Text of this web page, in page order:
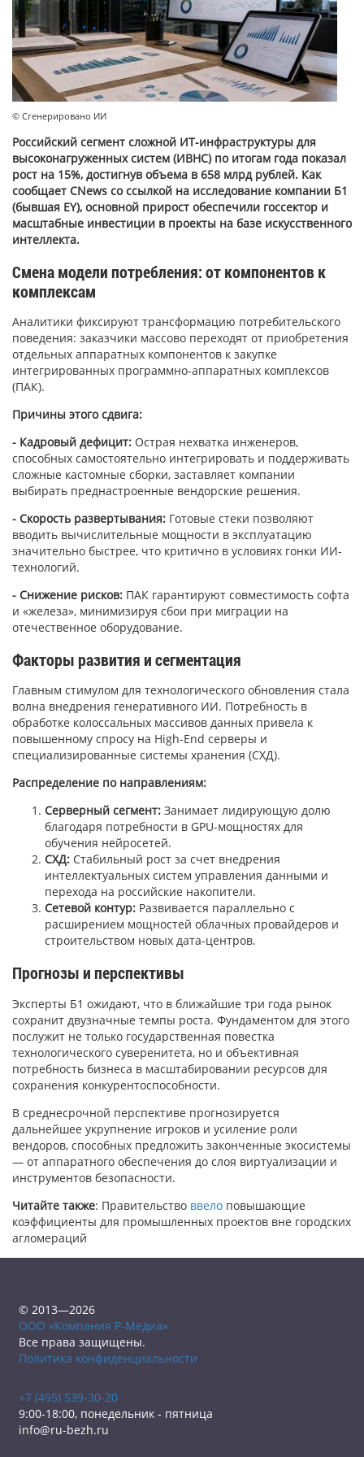
© Сгенерировано ИИ
Российский сегмент сложной ИТ-инфраструктуры для
высоконагруженных систем (ИВНС) по итогам года показал
рост на 15%, достигнув объема в 658 млрд рублей. Как
сообщает CNews со ссылкой на исследование компании Б1
(бывшая EY), основной прирост обеспечили госсектор и
масштабные инвестиции в проекты на базе искусственного
интеллекта.
Смена модели потребления: от компонентов к
комплексам
Аналитики фиксируют трансформацию потребительского
поведения: заказчики массово переходят от приобретения
отдельных аппаратных компонентов к закупке
интегрированных программно-аппаратных комплексов
(ПАК).
Причины этого сдвига:
- Кадровый дефицит: Острая нехватка инженеров,
способных самостоятельно интегрировать и поддерживать
сложные кастомные сборки, заставляет компании
выбирать преднастроенные вендорские решения.
- Скорость развертывания: Готовые стеки позволяют
вводить вычислительные мощности в эксплуатацию
значительно быстрее, что критично в условиях гонки ИИ-
технологий.
- Снижение рисков: ПАК гарантируют совместимость софта
и «железа», минимизируя сбои при миграции на
отечественное оборудование.
Факторы развития и сегментация
Главным стимулом для технологического обновления стала
волна внедрения генеративного ИИ. Потребность в
обработке колоссальных массивов данных привела к
повышенному спросу на High-End серверы и
специализированные системы хранения (СХД).
Распределение по направлениям:
Серверный сегмент: Занимает лидирующую долю
благодаря потребности в GPU-мощностях для
обучения нейросетей.
СХД: Стабильный рост за счет внедрения
интеллектуальных систем управления данными и
перехода на российские накопители.
Сетевой контур: Развивается параллельно с
расширением мощностей облачных провайдеров и
строительством новых дата-центров.
Прогнозы и перспективы
Эксперты Б1 ожидают, что в ближайшие три года рынок
сохранит двузначные темпы роста. Фундаментом для этого
послужит не только государственная повестка
технологического суверенитета, но и объективная
потребность бизнеса в масштабировании ресурсов для
сохранения конкурентоспособности.
В среднесрочной перспективе прогнозируется
дальнейшее укрупнение игроков и усиление роли
вендоров, способных предложить законченные экосистемы
— от аппаратного обеспечения до слоя виртуализации и
инструментов безопасности.
Читайте также: Правительство ввело повышающие
коэффициенты для промышленных проектов вне городских
агломераций
© 2013—2026
ООО «Компания Р-Медиа»
Все права защищены.
Политика конфиденциальности
+7 (495) 539-30-20
9:00-18:00, понедельник - пятница
info@ru-bezh.ru